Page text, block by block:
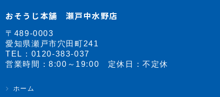
おそうじ本舗 瀬戸中水野店
〒489-0003
愛知県瀬戸市穴田町241
TEL： 0120-383-037
営業時間：8:00～19:00 定休日：不定休
ホーム